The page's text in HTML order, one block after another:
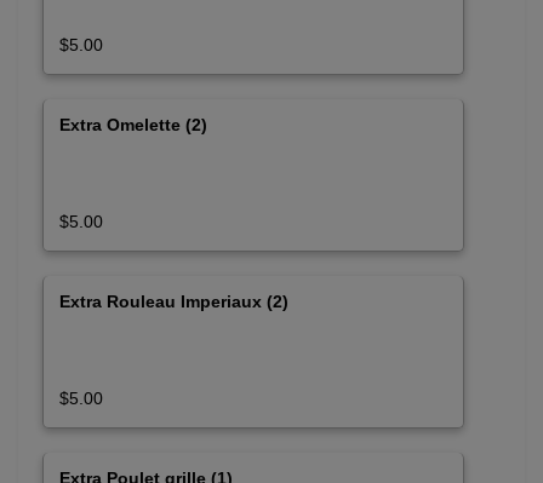
$5.00
Extra Omelette (2)
$5.00
Extra Rouleau Imperiaux (2)
$5.00
Extra Poulet grille (1)